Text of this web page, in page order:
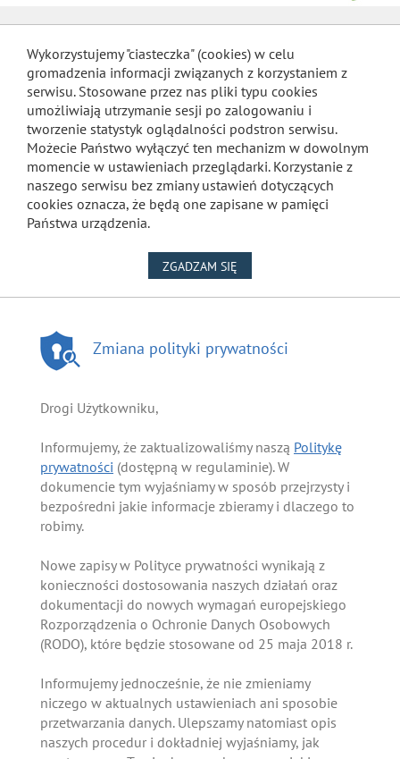
Wykorzystujemy "ciasteczka" (cookies) w celu
gromadzenia informacji związanych z korzystaniem z
serwisu. Stosowane przez nas pliki typu cookies
umożliwiają utrzymanie sesji po zalogowaniu i
tworzenie statystyk oglądalności podstron serwisu.
Możecie Państwo wyłączyć ten mechanizm w dowolnym
momencie w ustawieniach przeglądarki. Korzystanie z
naszego serwisu bez zmiany ustawień dotyczących
cookies oznacza, że będą one zapisane w pamięci
Państwa urządzenia.
ZGADZAM SIĘ
Zmiana polityki prywatności
Drogi Użytkowniku,
Informujemy, że zaktualizowaliśmy naszą Politykę
prywatności (dostępną w regulaminie). W
dokumencie tym wyjaśniamy w sposób przejrzysty i
bezpośredni jakie informacje zbieramy i dlaczego to
robimy.
Nowe zapisy w Polityce prywatności wynikają z
konieczności dostosowania naszych działań oraz
dokumentacji do nowych wymagań europejskiego
Rozporządzenia o Ochronie Danych Osobowych
(RODO), które będzie stosowane od 25 maja 2018 r.
Informujemy jednocześnie, że nie zmieniamy
niczego w aktualnych ustawieniach ani sposobie
przetwarzania danych. Ulepszamy natomiast opis
naszych procedur i dokładniej wyjaśniamy, jak